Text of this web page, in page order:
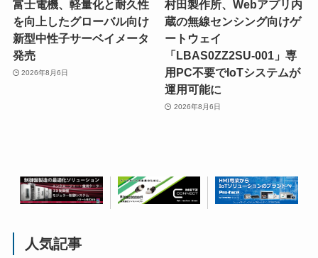
富士電機、軽量化と耐久性
を向上したグローバル向け
新型中性子サーベイメータ
発売
2026年8月6日
村田製作所、Webアプリ内
蔵の無線センシング向けゲ
ートウェイ
「LBAS0ZZ2SU-001」専
用PC不要でIoTシステムが
運用可能に
2026年8月6日
人気記事